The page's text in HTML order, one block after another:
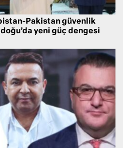
Pakistan güvenlik
yeni güç dengesi